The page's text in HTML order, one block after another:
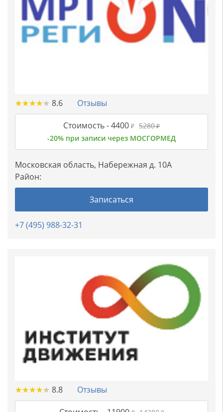
★★★★★
★★★★★ 8.6 Отзывы
Стоимость -4400 ₽ 5280₽
-20% при записи через МОСГОРМЕД
Московская область, Набережная д. 10А
Район:
Записаться
+7 (495) 988-32-31
★★★★★
★★★★★ 8.8 Отзывы